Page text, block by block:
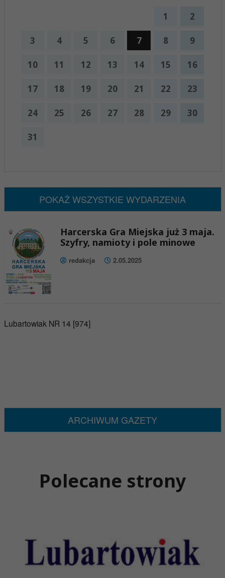
1 2
3 4 5 6 7 8 9
10 11 12 13 14 15 16
17 18 19 20 21 22 23
24 25 26 27 28 29 30
31
POKAŻ WSZYSTKIE WYDARZENIA
Harcerska Gra Miejska już 3 maja.
Szyfry, namioty i pole minowe
redakcja 2.05.2025
Lubartowiak NR 14 [974]
ARCHIWUM GAZETY
Polecane strony